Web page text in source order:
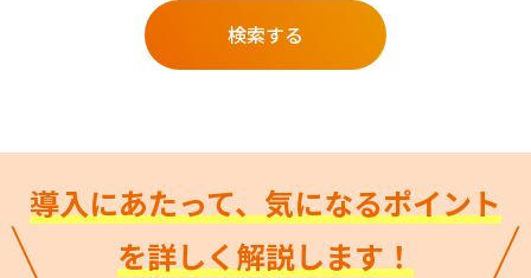
導入にあたって、気になるポイント
を詳しく解説します！